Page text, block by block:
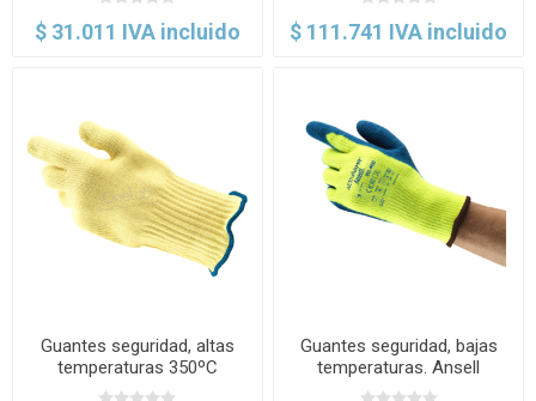
$ 31.011 IVA incluido $ 111.741 IVA incluido
Guantes seguridad, altas
temperaturas 350ºC
ActivArmr™. Ansell
Guantes seguridad, bajas
temperaturas. Ansell